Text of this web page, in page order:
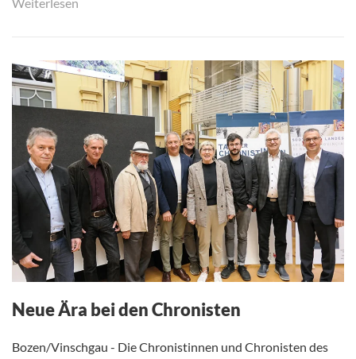
Neue Ära bei den Chronisten
Bozen/Vinschgau - Die Chronistinnen und Chronisten des